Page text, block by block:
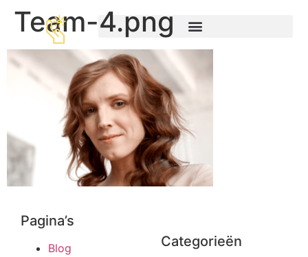
Team-4.png
Pagina’s
Blog
Categorieën